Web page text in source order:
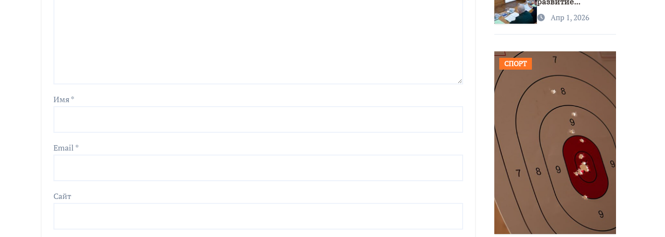
Имя*
Email *
Сайт
доступность
Апр 1, 2026
СПОРТ